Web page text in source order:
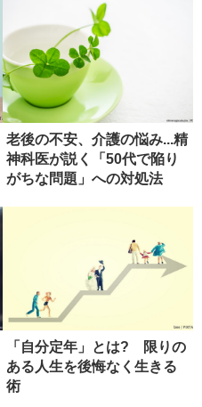
老後の不安、介護の悩み...精
神科医が説く「50代で陥り
がちな問題」への対処法
「自分定年」とは? 限りの
ある人生を後悔なく生きる
術